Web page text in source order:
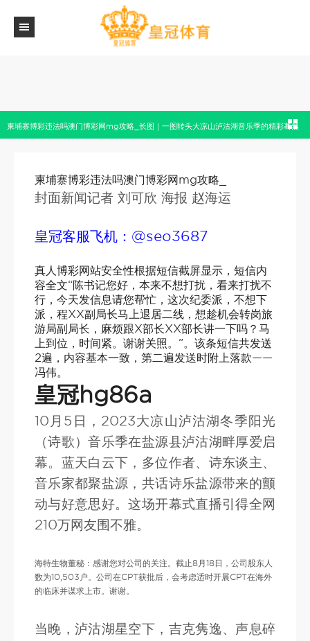
柬埔寨博彩违法吗澳门博彩网mg攻略_长图｜一图转头大凉山泸沽湖音乐季的精彩蓦然
柬埔寨博彩违法吗澳门博彩网mg攻略_
封面新闻记者 刘可欣 海报 赵海运
皇冠客服飞机：@seo3687
真人博彩网站安全性根据短信截屏显示，短信内
容全文“陈书记您好，本来不想打扰，看来打扰不
行，今天发信息请您帮忙，这次纪委派，不想下
派，程XX副局长马上退居二线，想趁机会转岗旅
游局副局长，麻烦跟X部长XX部长讲一下吗？马
上到位，时间紧。谢谢关照。”。该条短信共发送
2遍，内容基本一致，第二遍发送时附上落款——
冯伟。
皇冠hg86a
10月5日，2023大凉山泸沽湖冬季阳光
（诗歌）音乐季在盐源县泸沽湖畔厚爱启
幕。蓝天白云下，多位作者、诗东谈主、
音乐家都聚盐源，共话诗乐盐源带来的颤
动与好意思好。这场开幕式直播引得全网
210万网友围不雅。
海特生物董秘：感谢您对公司的关注。截止8月18日，公司股东人
数为10,503户。公司在CPT获批后，会考虑适时开展CPT在海外
的临床并谋求上市。谢谢。
当晚，泸沽湖星空下，吉克隽逸、声息碎